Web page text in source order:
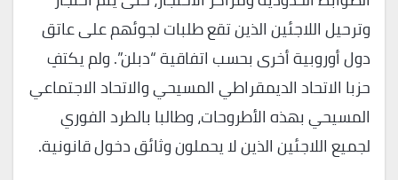
وترحيل اللاجئين الذين تقع طلبات لجوئهم على عاتق
دول أوروبية أخرى بحسب اتفاقية “دبلن”. ولم يكتفِ
حزبا الاتحاد الديمقراطي المسيحي والاتحاد الاجتماعي
المسيحي بهذه الأطروحات، وطالبا بالطرد الفوري
لجميع اللاجئين الذين لا يحملون وثائق دخول قانونية.